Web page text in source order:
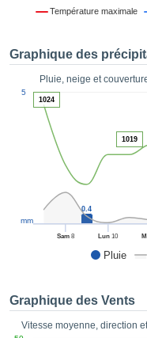
des
de
sur
ACCEPTER
CONTINUER
PARAMÈTRES
Température maximale
Graphique des
Pluie, neige et
Pluie
Sam8 Lun 10
5
mm
0.4
1024
1019
Graphique des Vents
Vitesse moyenne, direction